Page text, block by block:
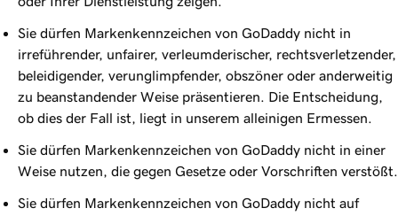
Sie dürfen Markenkennzeichen von GoDaddy nicht in
irreführender, unfairer, verleumderischer, rechtsverletzender,
beleidigender, verunglimpfender, obszöner oder anderweitig
zu beanstandender Weise präsentieren. Die Entscheidung,
ob dies der Fall ist, liegt in unserem alleinigen Ermessen.
Sie dürfen Markenkennzeichen von GoDaddy nicht in einer
Weise nutzen, die gegen Gesetze oder Vorschriften verstößt.
Sie dürfen Markenkennzeichen von GoDaddy nicht auf